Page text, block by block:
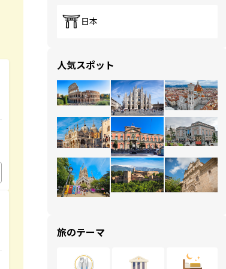
日本
人気スポット
旅のテーマ